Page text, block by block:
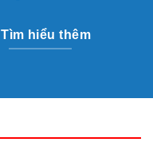
Tìm hiểu thêm